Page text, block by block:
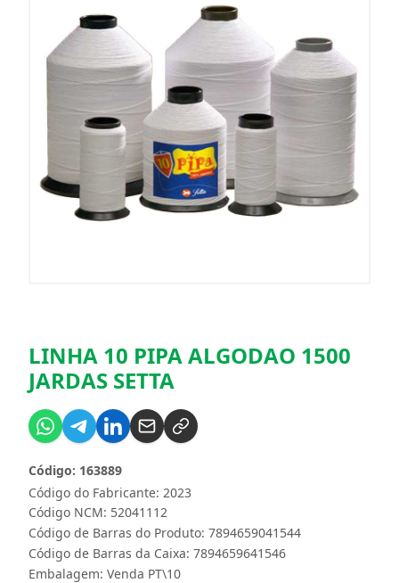
LINHA 10 PIPA ALGODAO 1500
JARDAS SETTA
Código do Fabricante: 2023
Código: 163889
Código NCM: 52041112
Código de Barras do Produto: 7894659041544
Código de Barras da Caixa: 7894659641546
Embalagem: Venda PT\10